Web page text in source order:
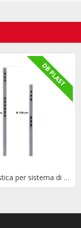
DB PLAST
Palo in plastica per sistema di sostegno Bigfoot